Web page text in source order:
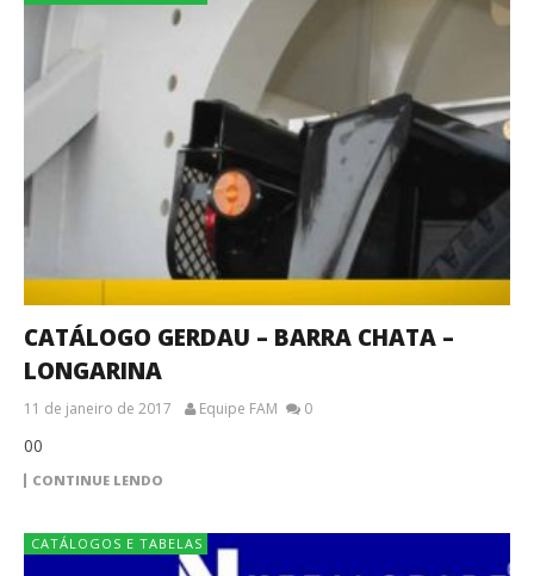
CATÁLOGO GERDAU – BARRA CHATA –
LONGARINA
11 de janeiro de 2017 Equipe FAM 0
00
CONTINUE LENDO
CATÁLOGOS E TABELAS